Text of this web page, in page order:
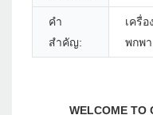
คำ
สำคัญ:
เครื่
พกพา